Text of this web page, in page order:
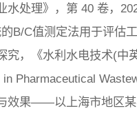
处理》，第 40 卷，
B/C值测定法用于评估
，《水利水电技术(中
Pharmaceutical
效果——以上海市地区